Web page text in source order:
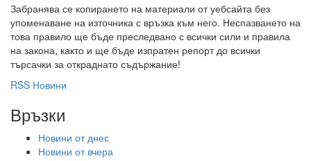
Забранява се копирането на материали от уебсайта без
упоменаване на източника с връзка към него. Неспазването на
това правило ще бъде преследвано с всички сили и правила
на закона, както и ще бъде изпратен репорт до всички
търсачки за откраднато съдържание!
RSS Новини
Връзки
Новини от днес
Новини от вчера